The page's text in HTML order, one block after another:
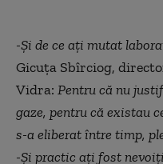
-Și de ce ați mutat
Gicuța Sbîrciog,
Vidra: Pentru că nu
gaze, pentru că existau
s-a eliberat între timp,
-Și practic ați fost